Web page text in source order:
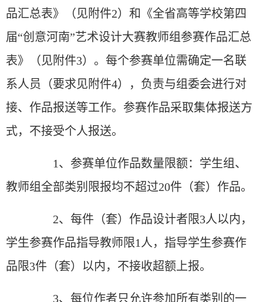
品汇总表》（见附件2）和《全省高等学校第四
届“创意河南”艺术设计大赛教师组参赛作品汇总
表》（见附件3）。每个参赛单位需确定一名联
系人员（要求见附件4），负责与组委会进行对
接、作品报送等工作。参赛作品采取集体报送方
式，不接受个人报送。
1、参赛单位作品数量限额：学生组、
教师组全部类别限报均不超过20件（套）作品。
2、每件（套）作品设计者限3人以内，
学生参赛作品指导教师限1人，指导学生参赛作
品限3件（套）以内，不接收超额上报。
3、每位作者只允许参加所有类别的一